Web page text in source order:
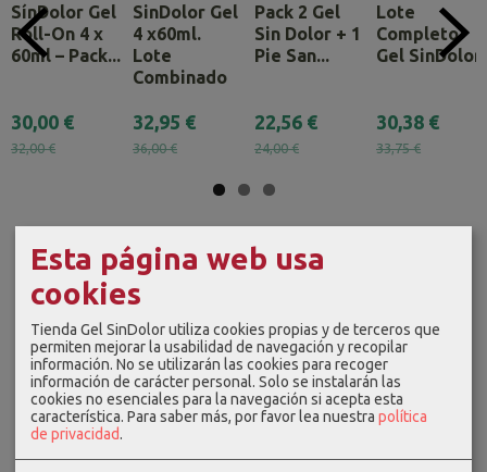
SínDolor Gel
Roll-On 4 x
60ml – Pack...
30,00 €
32,00 €
SinDolor Gel
4 x60ml.
Lote
Combinado
32,95 €
36,00 €
Pack 2 Gel
Sin Dolor + 1
Pie San...
22,56 €
24,00 €
Lote
Completo
Gel SinDolor
30,38 €
33,75 €
Esta página web usa
cookies
Tienda Gel SinDolor utiliza cookies propias y de terceros que
permiten mejorar la usabilidad de navegación y recopilar
información. No se utilizarán las cookies para recoger
información de carácter personal. Solo se instalarán las
cookies no esenciales para la navegación si acepta esta
característica. Para saber más, por favor lea nuestra política
de privacidad.